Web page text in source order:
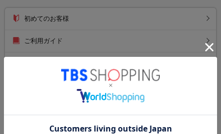
初めてのお客様
ご利用ガイド
よくあるご質問